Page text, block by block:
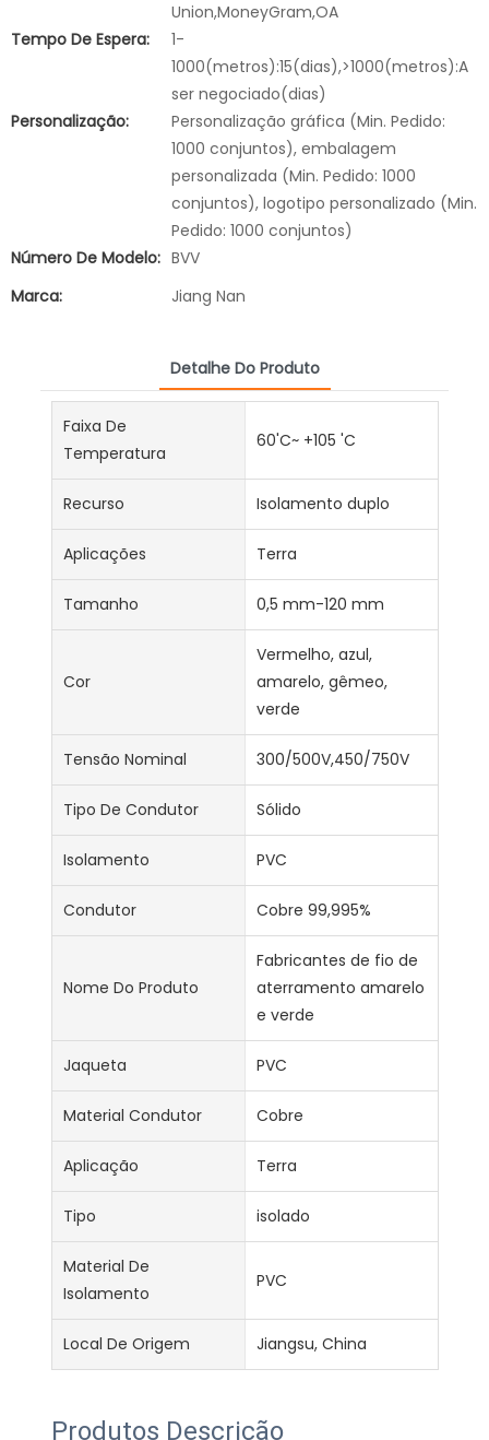
Union,MoneyGram,OA
Tempo De Espera:
1-
1000(metros):15(dias),>1000(metros):A
ser negociado(dias)
Personalização:
Personalização gráfica (Min. Pedido:
1000 conjuntos), embalagem
personalizada (Min. Pedido: 1000
conjuntos), logotipo personalizado (Min.
Pedido: 1000 conjuntos)
Número De Modelo: BVV
Marca:
Jiang Nan
Detalhe Do Produto
Faixa De
Temperatura
60'C~ +105 'C
Recurso Isolamento duplo
Aplicações Terra
Tamanho 0,5 mm-120 mm
Cor
Vermelho, azul,
amarelo, gêmeo,
verde
Tensão Nominal 300/500V,450/750V
Tipo De Condutor Sólido
Isolamento PVC
Condutor Cobre 99,995%
Nome Do Produto
Fabricantes de fio de
aterramento amarelo
e verde
Jaqueta PVC
Material Condutor Cobre
Aplicação Terra
Tipo isolado
Material De
Isolamento
PVC
Local De Origem Jiangsu, China
Produtos Descrição